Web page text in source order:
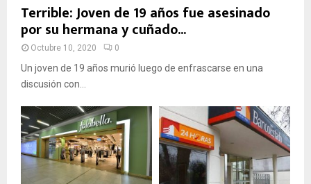
Terrible: Joven de 19 años fue asesinado
por su hermana y cuñado...
Octubre 10, 2020 0
Un joven de 19 años murió luego de enfrascarse en una
discusión con...